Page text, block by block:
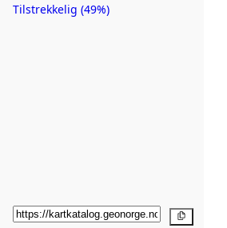
Metadatakvalitet
Tilstrekkelig (49%)